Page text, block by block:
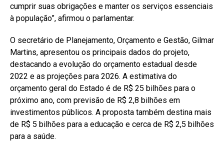
cumprir suas obrigações e manter os serviços essenciais
à população”, afirmou o parlamentar.
O secretário de Planejamento, Orçamento e Gestão, Gilmar
Martins, apresentou os principais dados do projeto,
destacando a evolução do orçamento estadual desde
2022 e as projeções para 2026. A estimativa do
orçamento geral do Estado é de R$ 25 bilhões para o
próximo ano, com previsão de R$ 2,8 bilhões em
investimentos públicos. A proposta também destina mais
de R$ 5 bilhões para a educação e cerca de R$ 2,5 bilhões
para a saúde.